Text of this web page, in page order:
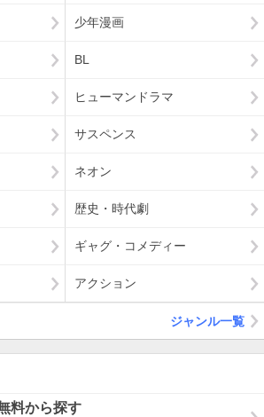
少年漫画
BL
ヒューマンドラマ
サスペンス
ネオン
歴史・時代劇
ギャグ・コメディー
アクション
ジャンル一覧
料から探す